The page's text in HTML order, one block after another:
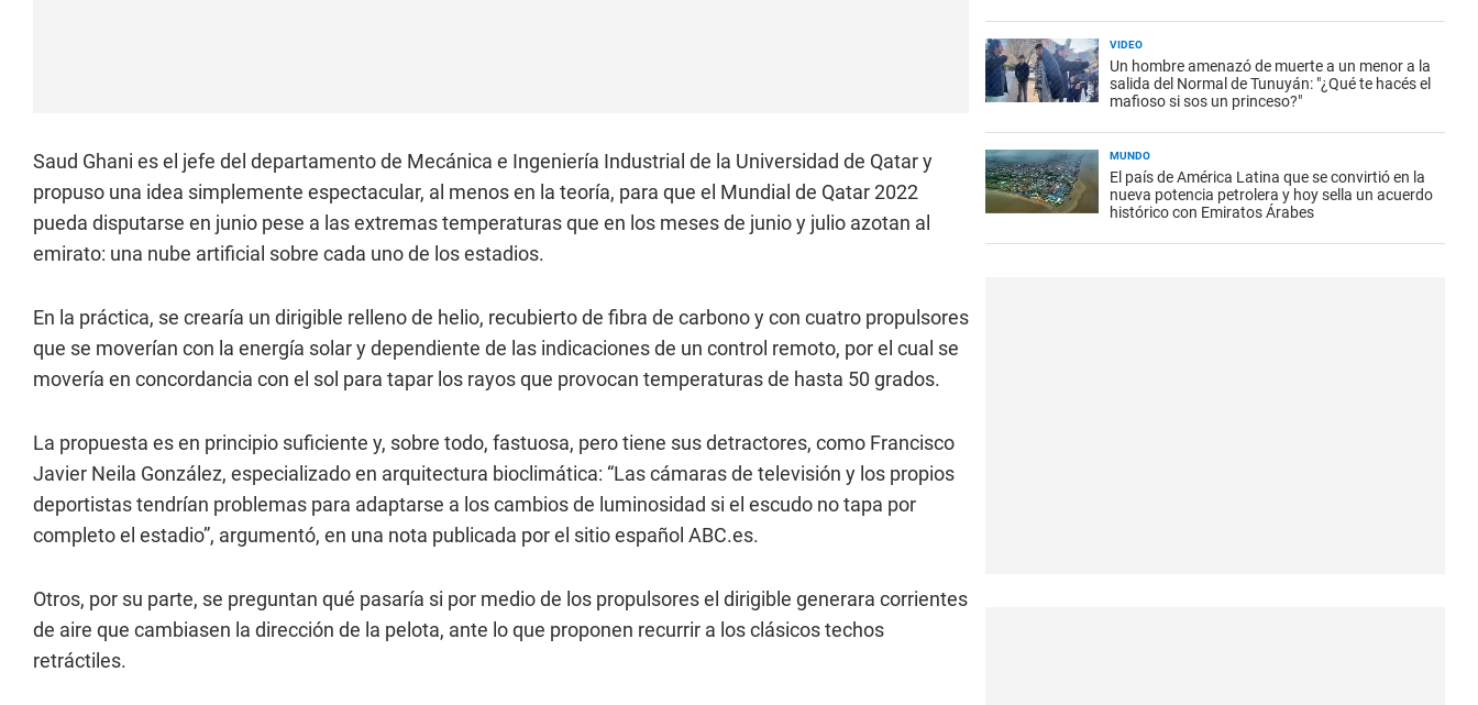
Saud Ghani es el jefe del departamento de Mecánica e Ingeniería Industrial de la Universidad de Qatar y
propuso una idea simplemente espectacular, al menos en la teoría, para que el Mundial de Qatar 2022
pueda disputarse en junio pese a las extremas temperaturas que en los meses de junio y julio azotan al
emirato: una nube artificial sobre cada uno de los estadios.
En la práctica, se crearía un dirigible relleno de helio, recubierto de fibra de carbono y con cuatro propulsores
que se moverían con la energía solar y dependiente de las indicaciones de un control remoto, por el cual se
movería en concordancia con el sol para tapar los rayos que provocan temperaturas de hasta 50 grados.
La propuesta es en principio suficiente y, sobre todo, fastuosa, pero tiene sus detractores, como Francisco
Javier Neila González, especializado en arquitectura bioclimática: “Las cámaras de televisión y los propios
deportistas tendrían problemas para adaptarse a los cambios de luminosidad si el escudo no tapa por
completo el estadio”, argumentó, en una nota publicada por el sitio español ABC.es.
Otros, por su parte, se preguntan qué pasaría si por medio de los propulsores el dirigible generara corrientes
de aire que cambiasen la dirección de la pelota, ante lo que proponen recurrir a los clásicos techos
retráctiles.
VIDEO
Un hombre amenazó de muerte a un menor a la
salida del Normal de Tunuyán: "¿Qué te hacés el
mafioso si sos un princeso?"
MUNDO
El país de América Latina que se convirtió en la
nueva potencia petrolera y hoy sella un acuerdo
histórico con Emiratos Árabes